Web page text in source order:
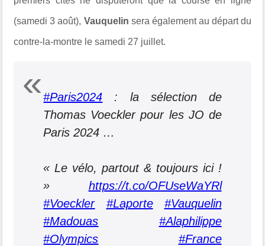
(samedi 3 août), Vauquelin sera également au départ du
contre-la-montre le samedi 27 juillet.
#Paris2024 : la sélection de
Thomas Voeckler pour les JO de
Paris 2024 …
« Le vélo, partout & toujours ici !
» https://t.co/OFUseWaYRl
#Voeckler
#Laporte
#Vauquelin
#Madouas
#Alaphilippe
#Olympics
#France